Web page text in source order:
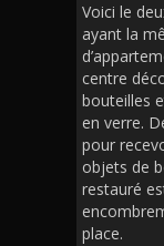
Voici le
ayant la
centre
bouteilles
en verre.
pour
objets de
restauré
place.